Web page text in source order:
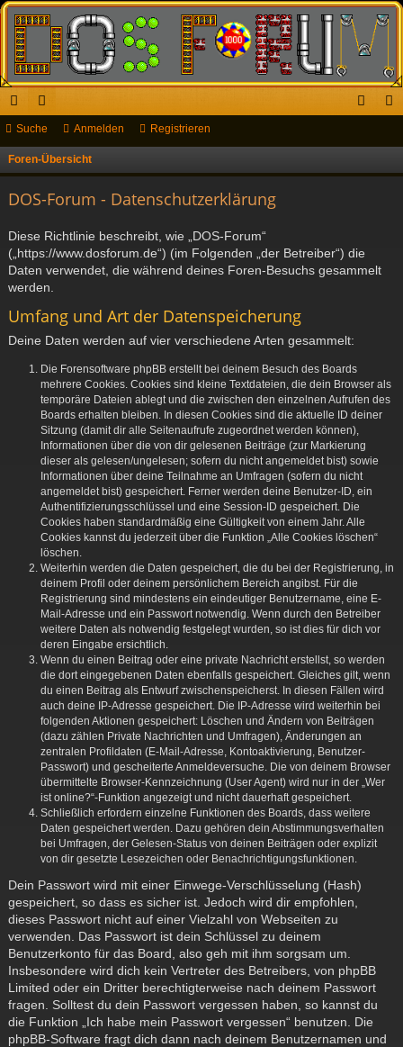
ch
ne
riff
or
en
Suche Anmelden Registrieren
Foren-Übersicht
DOS-Forum - Datenschutzerklärung
Diese Richtlinie beschreibt, wie „DOS-Forum“
(„https://www.dosforum.de“) (im Folgenden „der Betreiber“) die
Daten verwendet, die während deines Foren-Besuchs gesammelt
werden.
Umfang und Art der Datenspeicherung
Deine Daten werden auf vier verschiedene Arten gesammelt:
Die Forensoftware phpBB erstellt bei deinem Besuch des Boards
mehrere Cookies. Cookies sind kleine Textdateien, die dein Browser als
temporäre Dateien ablegt und die zwischen den einzelnen Aufrufen des
Boards erhalten bleiben. In diesen Cookies sind die aktuelle ID deiner
Sitzung (damit dir alle Seitenaufrufe zugeordnet werden können),
Informationen über die von dir gelesenen Beiträge (zur Markierung
dieser als gelesen/ungelesen; sofern du nicht angemeldet bist) sowie
Informationen über deine Teilnahme an Umfragen (sofern du nicht
angemeldet bist) gespeichert. Ferner werden deine Benutzer-ID, ein
Authentifizierungsschlüssel und eine Session-ID gespeichert. Die
Cookies haben standardmäßig eine Gültigkeit von einem Jahr. Alle
Cookies kannst du jederzeit über die Funktion „Alle Cookies löschen“
löschen.
Weiterhin werden die Daten gespeichert, die du bei der Registrierung, in
deinem Profil oder deinem persönlichem Bereich angibst. Für die
Registrierung sind mindestens ein eindeutiger Benutzername, eine E-
Mail-Adresse und ein Passwort notwendig. Wenn durch den Betreiber
weitere Daten als notwendig festgelegt wurden, so ist dies für dich vor
deren Eingabe ersichtlich.
Wenn du einen Beitrag oder eine private Nachricht erstellst, so werden
die dort eingegebenen Daten ebenfalls gespeichert. Gleiches gilt, wenn
du einen Beitrag als Entwurf zwischenspeicherst. In diesen Fällen wird
auch deine IP-Adresse gespeichert. Die IP-Adresse wird weiterhin bei
folgenden Aktionen gespeichert: Löschen und Ändern von Beiträgen
(dazu zählen Private Nachrichten und Umfragen), Änderungen an
zentralen Profildaten (E-Mail-Adresse, Kontoaktivierung, Benutzer-
Passwort) und gescheiterte Anmeldeversuche. Die von deinem Browser
übermittelte Browser-Kennzeichnung (User Agent) wird nur in der „Wer
ist online?“-Funktion angezeigt und nicht dauerhaft gespeichert.
Schließlich erfordern einzelne Funktionen des Boards, dass weitere
Daten gespeichert werden. Dazu gehören dein Abstimmungsverhalten
bei Umfragen, der Gelesen-Status von deinen Beiträgen oder explizit
von dir gesetzte Lesezeichen oder Benachrichtigungsfunktionen.
Dein Passwort wird mit einer Einwege-Verschlüsselung (Hash)
gespeichert, so dass es sicher ist. Jedoch wird dir empfohlen,
dieses Passwort nicht auf einer Vielzahl von Webseiten zu
verwenden. Das Passwort ist dein Schlüssel zu deinem
Benutzerkonto für das Board, also geh mit ihm sorgsam um.
Insbesondere wird dich kein Vertreter des Betreibers, von phpBB
Limited oder ein Dritter berechtigterweise nach deinem Passwort
fragen. Solltest du dein Passwort vergessen haben, so kannst du
die Funktion „Ich habe mein Passwort vergessen“ benutzen. Die
phpBB-Software fragt dich dann nach deinem Benutzernamen und